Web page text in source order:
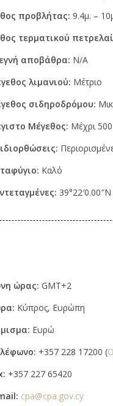
προβλήτας: 9.4μ. –
τερματικού
αποβάθρα: N/A
λιμανιού: Μέτριο
σιδηροδρόμου:
Μέγεθος: Μέχρι
Καλό
ώρας: GMT+2
Κύπρος, Ευρώπη
Ευρώ
+357 228 17200 (
+357 227 65420
cpa@cpa.gov.cy